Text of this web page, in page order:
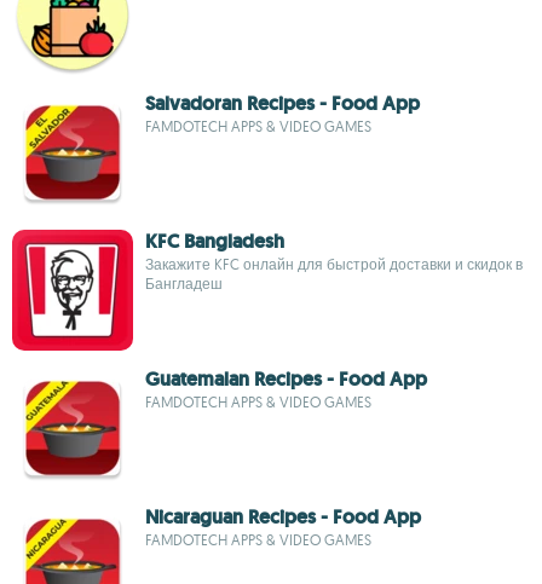
Salvadoran Recipes - Food App
FAMDOTECH APPS & VIDEO GAMES
KFC Bangladesh
Закажите KFC онлайн для быстрой доставки и скидок в
Бангладеш
Guatemalan Recipes - Food App
FAMDOTECH APPS & VIDEO GAMES
Nicaraguan Recipes - Food App
FAMDOTECH APPS & VIDEO GAMES